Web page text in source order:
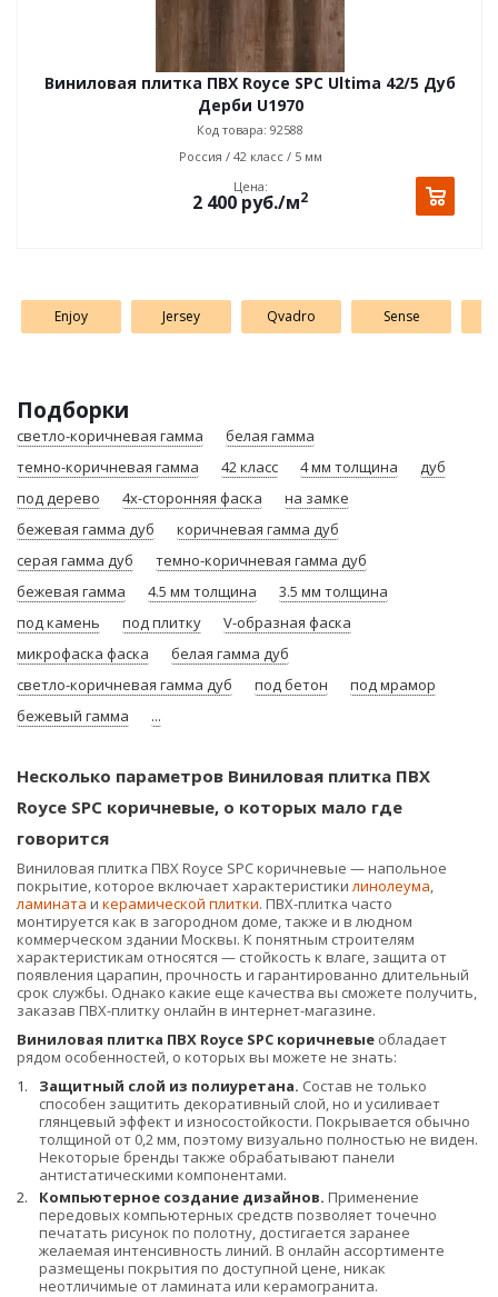
Виниловая плитка ПВХ Royce SPC Ultima 42/5 Дуб
Дерби U1970
Код товара: 92588
Россия / 42 класс / 5 мм
Цена:
2 400 руб./м2
Enjoy Jersey Qvadro Sense
Подборки
светло-коричневая гамма
белая гамма
темно-коричневая гамма
42 класс 4 мм толщина
дуб
под дерево
4х-сторонняя фаска
на замке
бежевая гамма дуб
коричневая гамма дуб
серая гамма дуб
темно-коричневая гамма дуб
бежевая гамма
4.5 мм толщина
3.5 мм толщина
под камень
под плитку
V-образная фаска
микрофаска фаска
белая гамма дуб
светло-коричневая гамма дуб
под бетон
под мрамор
бежевый гамма
...
Несколько параметров Виниловая плитка ПВХ
Royce SPC коричневые, о которых мало где
говорится
Виниловая плитка ПВХ Royce SPC коричневые — напольное
покрытие, которое включает характеристикилинолеума,
ламината и керамической плитки. ПВХ-плитка часто
монтируется как в загородном доме, также и в людном
коммерческом здании Москвы. К понятным строителям
характеристикам относятся — стойкость к влаге, защита от
появления царапин, прочность и гарантированно длительный
срок службы. Однако какие еще качества вы сможете получить,
заказав ПВХ-плитку онлайн в интернет-магазине.
Виниловая плитка ПВХ Royce SPC коричневые обладает
рядом особенностей, о которых вы можете не знать:
Защитный слой из полиуретана. Состав не только
способен защитить декоративный слой, но и усиливает
глянцевый эффект и износостойкости. Покрывается обычно
толщиной от 0,2 мм, поэтому визуально полностью не виден.
Некоторые бренды также обрабатывают панели
антистатическими компонентами.
Компьютерное создание дизайнов. Применение
передовых компьютерных средств позволяет точечно
печатать рисунок по полотну, достигается заранее
желаемая интенсивность линий. В онлайн ассортименте
размещены покрытия по доступной цене, никак
неотличимые от ламината или керамогранита.